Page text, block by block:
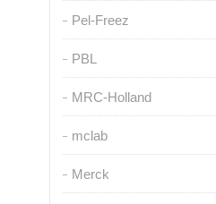
Pel-Freez
PBL
MRC-Holland
mclab
Merck